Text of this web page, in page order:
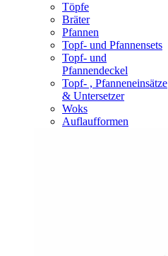
Töpfe
Bräter
Pfannen
Topf- und Pfannensets
Topf- und
Pfannendeckel
Topf- , Pfanneneinsätze
& Untersetzer
Woks
Auflaufformen